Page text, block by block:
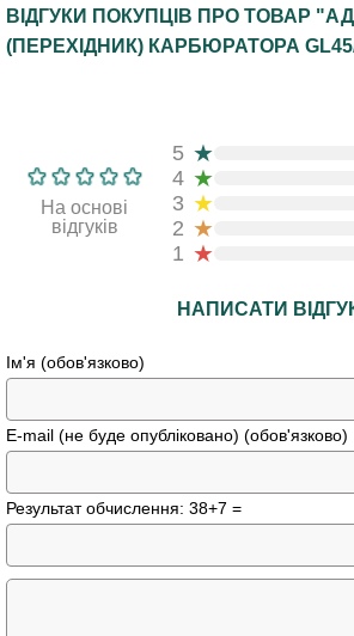
ВІДГУКИ ПОКУПЦІВ ПРО ТОВАР
(ПЕРЕХІДНИК) КАРБЮРАТОРА GL45/
На основі
відгуків
5 ★
4 ★
3 ★
2 ★
1 ★
НАПИСАТИ
Ім'я (обов'язково)
E-mail (не буде опубліковано) (обов'язково)
Результат обчислення: 38+7 =